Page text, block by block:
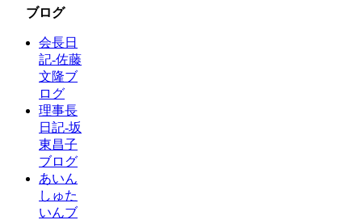
ブログ
会長日
記-佐藤
文隆ブ
ログ
理事長
日記-坂
東昌子
ブログ
あいん
しゅた
いんブ